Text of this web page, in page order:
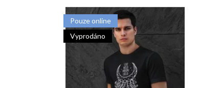
Pouze online
Vyprodáno